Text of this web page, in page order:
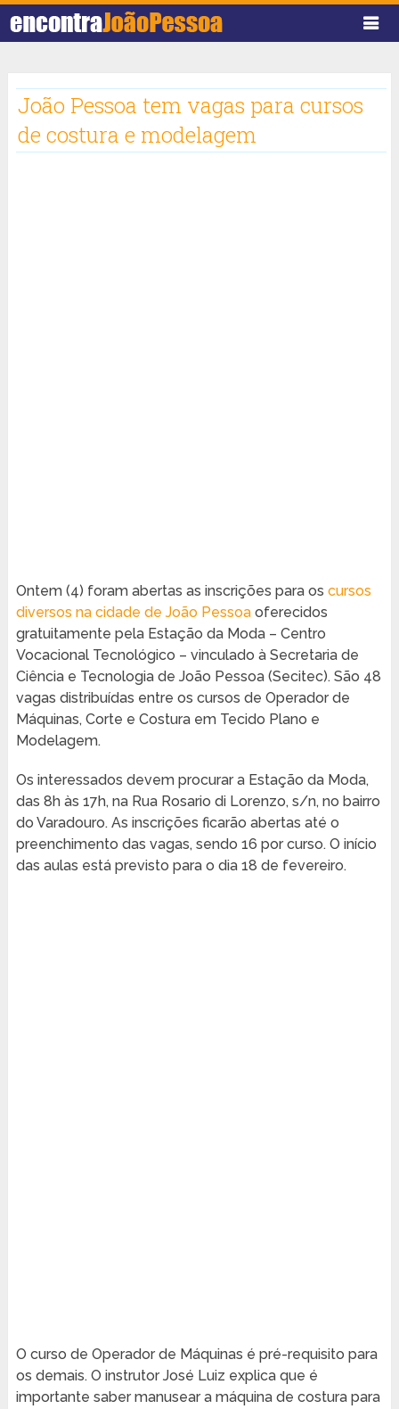
João Pessoa tem vagas para cursos
de costura e modelagem
Ontem (4) foram abertas as inscrições para os cursos
diversos na cidade de João Pessoaoferecidos
gratuitamente pela Estação da Moda – Centro
Vocacional Tecnológico – vinculado à Secretaria de
Ciência e Tecnologia de João Pessoa (Secitec). São 48
vagas distribuídas entre os cursos de Operador de
Máquinas, Corte e Costura em Tecido Plano e
Modelagem.
Os interessados devem procurar a Estação da Moda,
das 8h às 17h, na Rua Rosario di Lorenzo, s/n, no bairro
do Varadouro. As inscrições ficarão abertas até o
preenchimento das vagas, sendo 16 por curso. O início
das aulas está previsto para o dia 18 de fevereiro.
O curso de Operador de Máquinas é pré-requisito para
os demais. O instrutor José Luiz explica que é
importante saber manusear a máquina de costura para